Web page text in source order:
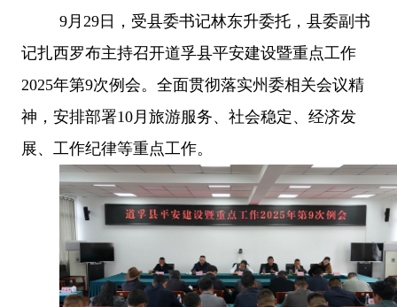
9月29日，受县委书记林东升委托，县委副书
记扎西罗布主持召开道孚县平安建设暨重点工作
2025年第9次例会。全面贯彻落实州委相关会议精
神，安排部署10月旅游服务、社会稳定、经济发
展、工作纪律等重点工作。